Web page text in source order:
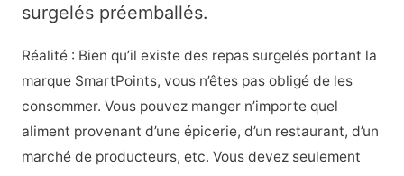
surgelés préemballés.
Réalité : Bien qu’il existe des repas surgelés portant la
marque SmartPoints, vous n’êtes pas obligé de les
consommer. Vous pouvez manger n’importe quel
aliment provenant d’une épicerie, d’un restaurant, d’un
marché de producteurs, etc. Vous devez seulement